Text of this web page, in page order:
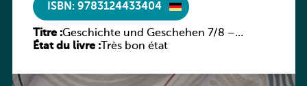
ISBN: 9783124433404
Titre :Geschichte und Geschehen 7/8 –
Rheinland-Pfalz
État du livre :Très bon état